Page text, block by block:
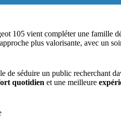
105 vient compléter une famille
plus valorisante, avec un
de séduire un public recherchant
quotidien et une meilleure